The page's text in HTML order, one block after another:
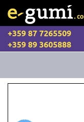
+359 87 7265509
+359 89 3605888